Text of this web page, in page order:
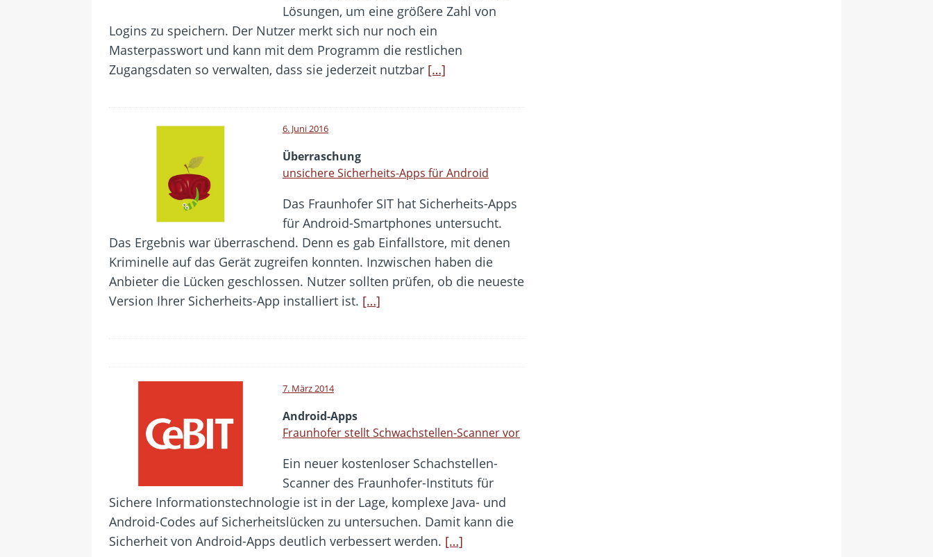
Lösungen, um eine größere Zahl von
Logins zu speichern. Der Nutzer merkt sich nur noch ein
Masterpasswort und kann mit dem Programm die restlichen
Zugangsdaten so verwalten, dass sie jederzeit nutzbar […]
6. Juni 2016
Überraschung
unsichere Sicherheits-Apps für Android
Das Fraunhofer SIT hat Sicherheits-Apps
für Android-Smartphones untersucht.
Das Ergebnis war überraschend. Denn es gab Einfallstore, mit denen
Kriminelle auf das Gerät zugreifen konnten. Inzwischen haben die
Anbieter die Lücken geschlossen. Nutzer sollten prüfen, ob die neueste
Version Ihrer Sicherheits-App installiert ist. […]
7. März 2014
Android-Apps
Fraunhofer stellt Schwachstellen-Scanner vor
Ein neuer kostenloser Schachstellen-
Scanner des Fraunhofer-Instituts für
Sichere Informationstechnologie ist in der Lage, komplexe Java- und
Android-Codes auf Sicherheitslücken zu untersuchen. Damit kann die
Sicherheit von Android-Apps deutlich verbessert werden. […]